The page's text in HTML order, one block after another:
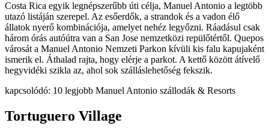
Costa Rica egyik legnépszerűbb úti célja, Manuel Antonio a legtöbb
utazó listáján szerepel. Az esőerdők, a strandok és a vadon élő
állatok nyerő kombinációja, amelyet nehéz legyőzni. Ráadásul csak
három órás autóútra van a San Jose nemzetközi repülőtértől. Quepos
városát a Manuel Antonio Nemzeti Parkon kívüli kis falu kapujaként
ismerik el. Áthalad rajta, hogy elérje a parkot. A kettő között átívelő
hegyvidéki szikla az, ahol sok szálláslehetőség fekszik.
kapcsolódó: 10 legjobb Manuel Antonio szállodák & Resorts
Tortuguero Village